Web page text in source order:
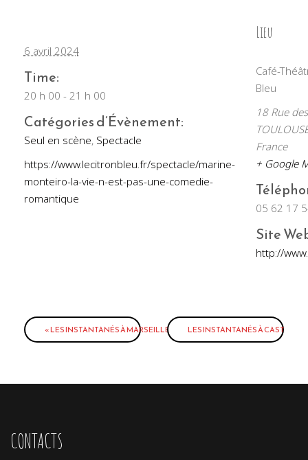
6 avril 2024
Time:
20 h 00 - 21 h 00
Catégories d’Évènement:
Seul en scène, Spectacle
https://www.lecitronbleu.fr/spectacle/marine-
monteiro-la-vie-n-est-pas-une-comedie-
romantique
Lieu
Café-
Bleu
18 Rue
France
+ Google
05 62 17
Site
http://
É
v
e
n
«LES INSTANTANÉS À MARSEILLE LES INSTANTANÉS À CASTRES
CONTACTS